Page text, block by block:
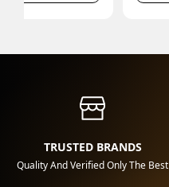
TRUSTED BRANDS
Quality And Verified Only The Best